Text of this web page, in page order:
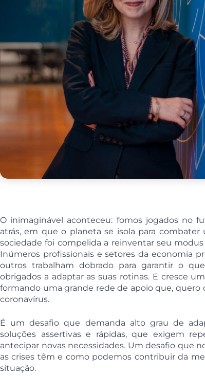
O inimaginável aconteceu: fomos jogados no
atrás, em que o planeta se isola para
sociedade foi compelida a reinventar seu
Inúmeros profissionais e setores da economia
outros trabalham dobrado para garantir o
obrigados a adaptar as suas rotinas. E cresce
formando uma grande rede de apoio que, quero
coronavírus.
É um desafio que demanda alto grau de
soluções assertivas e rápidas, que exigem
antecipar novas necessidades. Um desafio que
as crises têm e como podemos contribuir da
situação.